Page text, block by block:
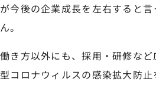
が今後の企業成長を左右すると
ん。
働き方以外にも、採用・研修な
型コロナウィルスの感染拡大防